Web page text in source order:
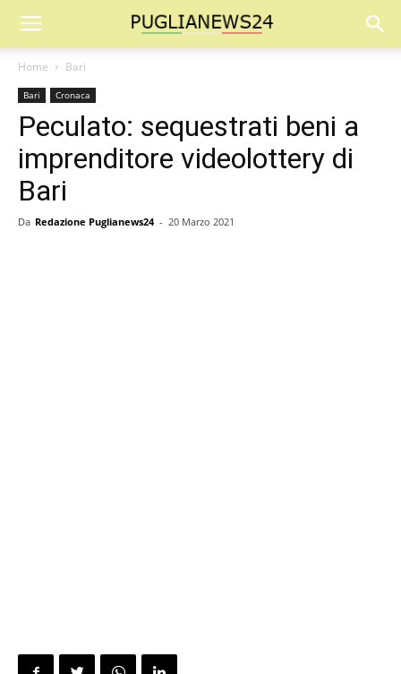
Home Bari
Bari Cronaca
Peculato: sequestrati beni a
imprenditore videolottery di
Bari
Da Redazione Puglianews24 - 20 Marzo 2021